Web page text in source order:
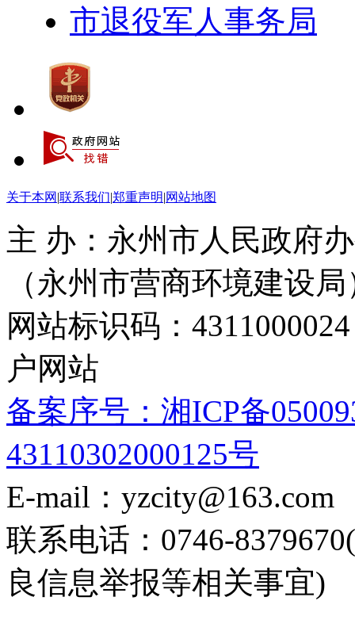
市退役军人事务局
关于本网 |联系我们|郑重声明|网站地图
主 办：永州市人民政府
（永州市营商环境建设局
网站标识码：
户网站
备案序号：湘ICP备
43110302000125号
E-mail：yzcity@163.com
联系电话：0746-
良信息举报等相关事宜)